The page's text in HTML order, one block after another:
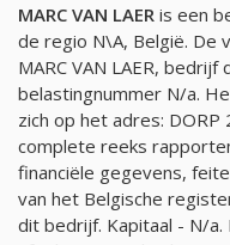
MARC VAN LAER is een
de regio N\A, België. De
MARC VAN LAER,
belastingnummer N/a.
zich op het adres: DORP
complete reeks
financiële gegevens,
van het Belgische
dit bedrijf. Kapitaal - N/a.